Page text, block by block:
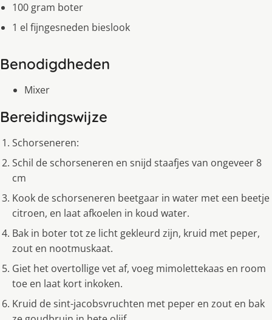
100 gram boter
1 el fijngesneden bieslook
Benodigdheden
Mixer
Bereidingswijze
Schorseneren:
Schil de schorseneren en snijd staafjes van ongeveer 8
cm
Kook de schorseneren beetgaar in water met een beetje
citroen, en laat afkoelen in koud water.
Bak in boter tot ze licht gekleurd zijn, kruid met peper,
zout en nootmuskaat.
Giet het overtollige vet af, voeg mimolettekaas en room
toe en laat kort inkoken.
Kruid de sint-jacobsvruchten met peper en zout en bak